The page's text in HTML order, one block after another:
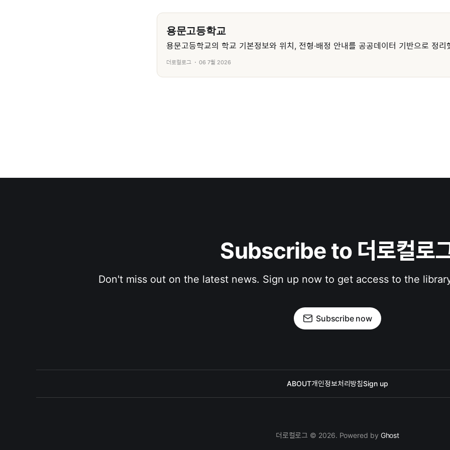
용문고등학교
용문고등학교의 학교 기본정보와 위치, 전형·배정 안내를 공공데이터 기반으로 정리
더로컬로그 06 7월 2026
Subscribe to 더로컬로
Don't miss out on the latest news. Sign up now to get access to the
Subscribe now
ABOUT개인정보처리방침Sign up
더로컬로그 © 2026. Powered by Ghost